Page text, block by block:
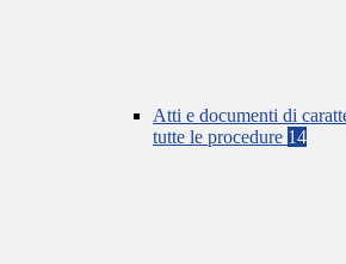
Atti e documenti di
tutte le procedure 14